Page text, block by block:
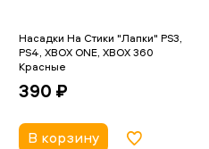
Насадки На Стики "Лапки" PS3,
PS4, XBOX ONE, XBOX 360
Красные
390 ₽
В корзину